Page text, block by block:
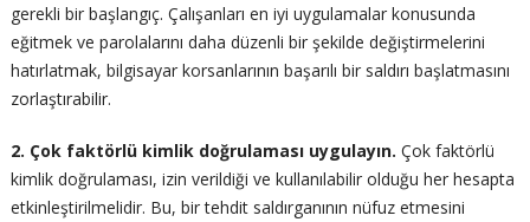
gerekli bir başlangıç. Çalışanları en iyi uygulamalar konusunda
eğitmek ve parolalarını daha düzenli bir şekilde değiştirmelerini
hatırlatmak, bilgisayar korsanlarının başarılı bir saldırı başlatmasını
zorlaştırabilir.
2. Çok faktörlü kimlik doğrulaması uygulayın. Çok faktörlü
kimlik doğrulaması, izin verildiği ve kullanılabilir olduğu her hesapta
etkinleştirilmelidir. Bu, bir tehdit saldırganının nüfuz etmesini